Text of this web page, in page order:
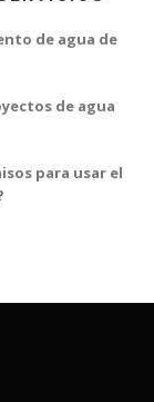
de agua de
de agua
para usar el